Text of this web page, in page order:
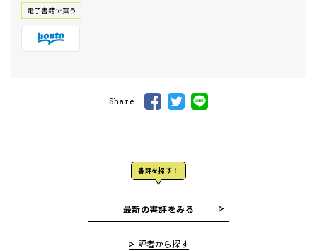
電⼦書籍で買う
Share
書評を探す！
最新の書評をみる
評者から探す